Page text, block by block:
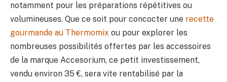
notamment pour les préparations répétitives ou
volumineuses. Que ce soit pour concocter une recette
gourmande au Thermomix ou pour explorer les
nombreuses possibilités offertes par les accessoires
de la marque Accesorium, ce petit investissement,
vendu environ 35 €, sera vite rentabilisé par la